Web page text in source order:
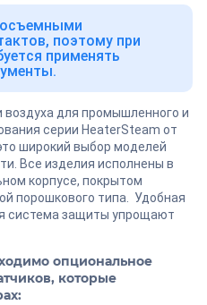
поэтому при
применять
воздуха для промышленного и
серии HeaterSteam от
широкий выбор моделей
Все изделия исполнены в
корпусе, покрытом
порошкового типа. Удобная
система защиты упрощают
опциональное
которые